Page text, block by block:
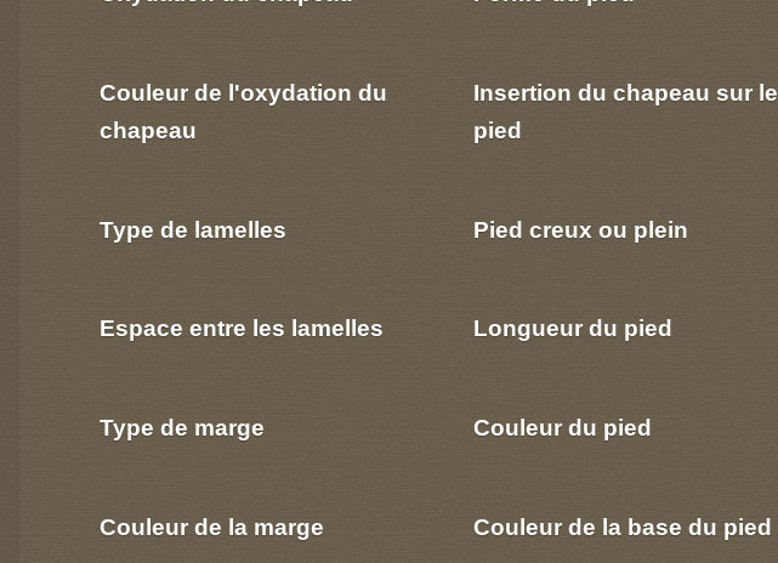
Couleur de l'oxydation du
chapeau
Type de lamelles
Espace entre les lamelles
Type de marge
Couleur de la marge
Insertion du chapeau sur le
pied
Pied creux ou plein
Longueur du pied
Couleur du pied
Couleur de la base du pied